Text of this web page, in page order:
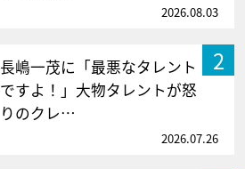
2026.08.03
2
長嶋一茂に「最悪なタレント
ですよ！」大物タレントが怒
りのクレ…
2026.07.26